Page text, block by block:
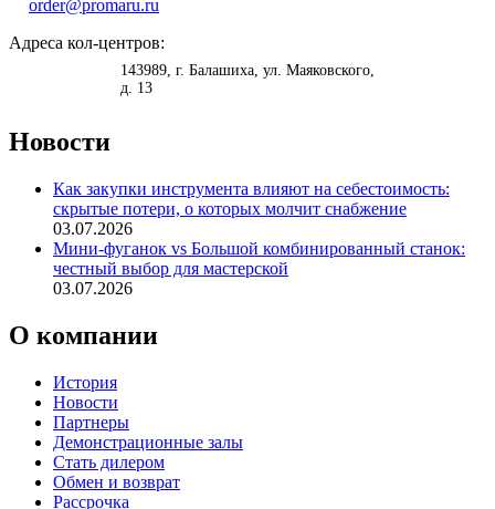
order@promaru.ru
Адреса кол-центров:
143989 , г. Балашиха ул. Маяковского,
д. 13
Новости
Как закупки инструмента влияют на себестоимость:
скрытые потери, о которых молчит снабжение
03.07.2026
Мини-фуганок vs Большой комбинированный станок:
честный выбор для мастерской
03.07.2026
О компании
История
Новости
Партнеры
Демонстрационные залы
Стать дилером
Обмен и возврат
Рассрочка